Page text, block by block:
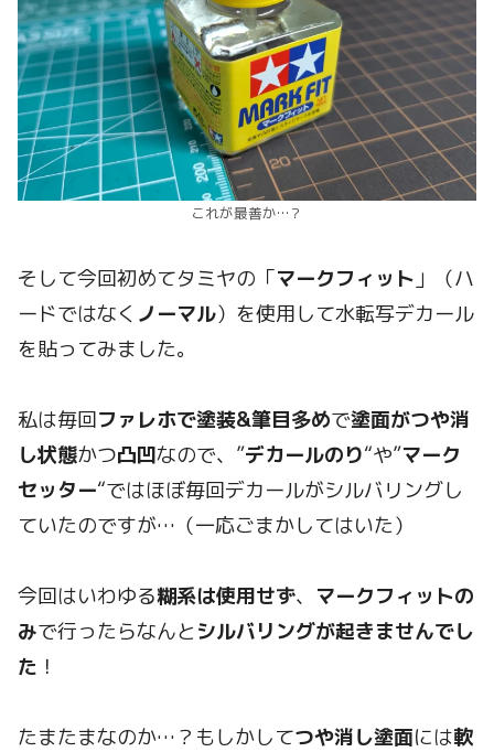
これが最善か…？
そして今回初めてタミヤの「マークフィット 」（ハ
ードではなく ノーマル）を使用して水転写デカール
を貼ってみました。
私は毎回ファレホで塗装&筆目多めで塗面がつや消
し状態かつ凸凹なので、”デカールのり“や”マーク
セッター“ではほぼ毎回デカールがシルバリングし
ていたのですが…（一応ごまかしてはいた）
今回はいわゆる糊系は使用せず、 マークフィットの
みで行ったらなんと シルバリングが起きませんでし
た ！
たまたまなのか…？もしかしてつや消し塗面には軟